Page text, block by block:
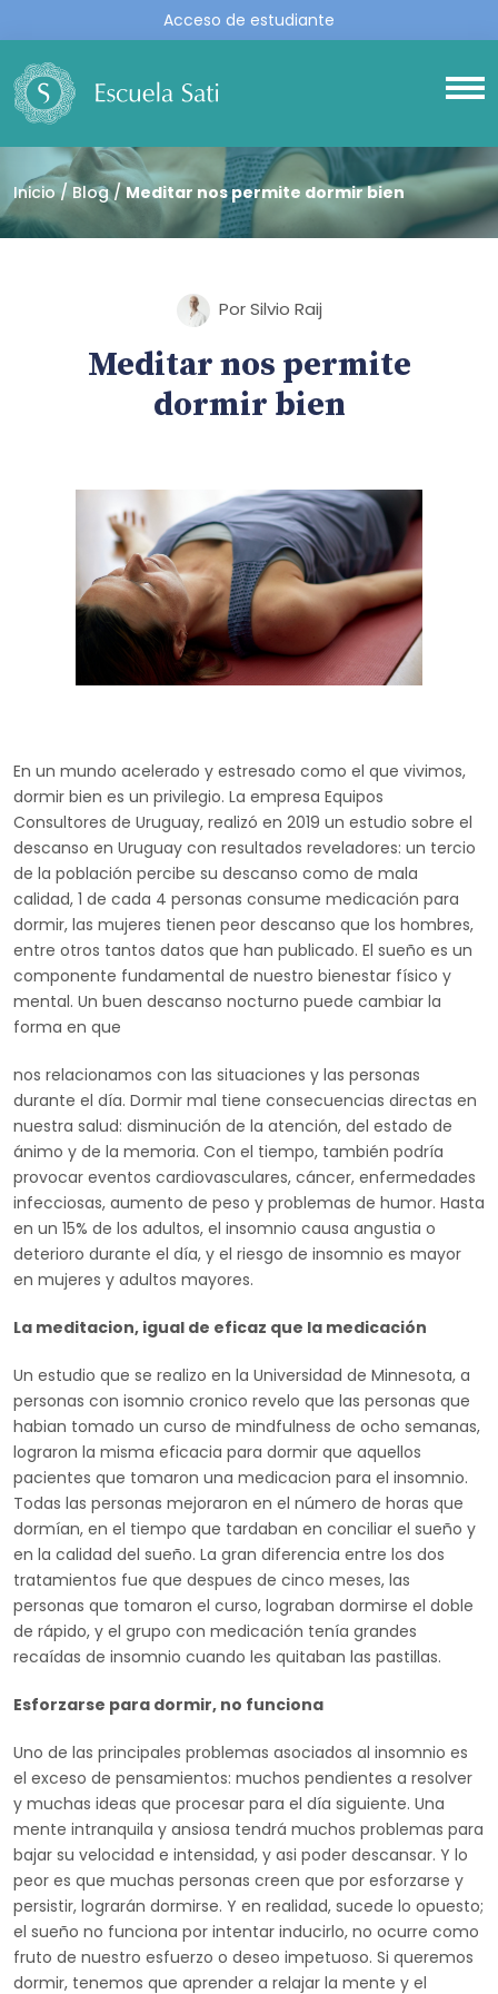
Acceso de estudiante
Inicio Blog Meditar nos permite dormir bien
Por Silvio Raij
Meditar nos permite
dormir bien
En un mundo acelerado y estresado como el que vivimos,
dormir bien es un privilegio. La empresa Equipos
Consultores de Uruguay, realizó en 2019 un estudio sobre el
descanso en Uruguay con resultados reveladores: un tercio
de la población percibe su descanso como de mala
calidad, 1 de cada 4 personas consume medicación para
dormir, las mujeres tienen peor descanso que los hombres,
entre otros tantos datos que han publicado. El sueño es un
componente fundamental de nuestro bienestar físico y
mental. Un buen descanso nocturno puede cambiar la
forma en que
nos relacionamos con las situaciones y las personas
durante el día. Dormir mal tiene consecuencias directas en
nuestra salud: disminución de la atención, del estado de
ánimo y de la memoria. Con el tiempo, también podría
provocar eventos cardiovasculares, cáncer, enfermedades
infecciosas, aumento de peso y problemas de humor. Hasta
en un 15% de los adultos, el insomnio causa angustia o
deterioro durante el día, y el riesgo de insomnio es mayor
en mujeres y adultos mayores.
La meditacion, igual de eficaz que la medicación
Un estudio que se realizo en la Universidad de Minnesota, a
personas con isomnio cronico revelo que las personas que
habian tomado un curso de mindfulness de ocho semanas,
lograron la misma eficacia para dormir que aquellos
pacientes que tomaron una medicacion para el insomnio.
Todas las personas mejoraron en el número de horas que
dormían, en el tiempo que tardaban en conciliar el sueño y
en la calidad del sueño. La gran diferencia entre los dos
tratamientos fue que despues de cinco meses, las
personas que tomaron el curso, lograban dormirse el doble
de rápido, y el grupo con medicación tenía grandes
recaídas de insomnio cuando les quitaban las pastillas.
Esforzarse para dormir, no funciona
Uno de las principales problemas asociados al insomnio es
el exceso de pensamientos: muchos pendientes a resolver
y muchas ideas que procesar para el día siguiente. Una
mente intranquila y ansiosa tendrá muchos problemas para
bajar su velocidad e intensidad, y asi poder descansar. Y lo
peor es que muchas personas creen que por esforzarse y
persistir, lograrán dormirse. Y en realidad, sucede lo opuesto;
el sueño no funciona por intentar inducirlo, no ocurre como
fruto de nuestro esfuerzo o deseo impetuoso. Si queremos
dormir, tenemos que aprender a relajar la mente y el